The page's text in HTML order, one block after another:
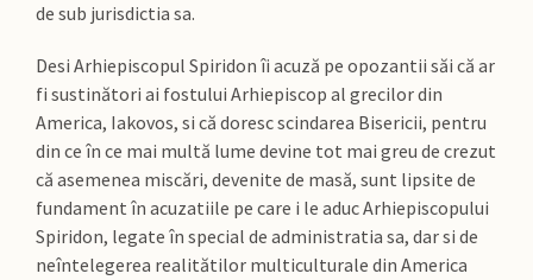
de sub jurisdictia sa.
Desi Arhiepiscopul Spiridon îi acuză pe opozantii săi că ar
fi sustinători ai fostului Arhiepiscop al grecilor din
America, Iakovos, si că doresc scindarea Bisericii, pentru
din ce în ce mai multă lume devine tot mai greu de crezut
că asemenea miscări, devenite de masă, sunt lipsite de
fundament în acuzatiile pe care i le aduc Arhiepiscopului
Spiridon, legate în special de administratia sa, dar si de
neîntelegerea realitătilor multiculturale din America